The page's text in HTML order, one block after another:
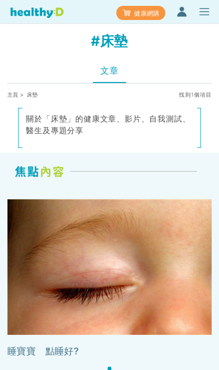
健康網購
#床墊
文章
主頁 > 床墊 找到1個項目
關於「床墊」的健康文章、影片、自我測試、
醫生及專題分享
睡寶寶 點睡好?